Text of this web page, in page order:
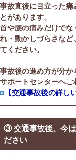
事故直後に目立った
とがあります。
首や腰の痛みだけで
れ・動かしづらさな
てください。
事故後の進め方が分
サポートセンターへご
【交通事故後の詳し
③ 交通事故後、今
ださい